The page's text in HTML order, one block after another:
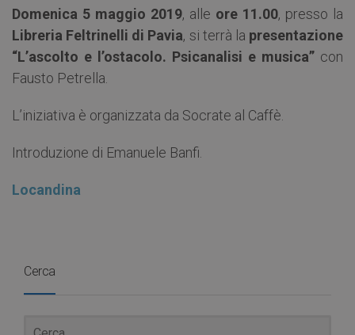
Domenica 5 maggio 2019, alle ore 11.00, presso la
Libreria Feltrinelli di Pavia, si terrà la presentazione
“L’ascolto e l’ostacolo. Psicanalisi e musica” con
Fausto Petrella.
L’iniziativa è organizzata da Socrate al Caffè.
Introduzione di Emanuele Banfi.
Locandina
Cerca